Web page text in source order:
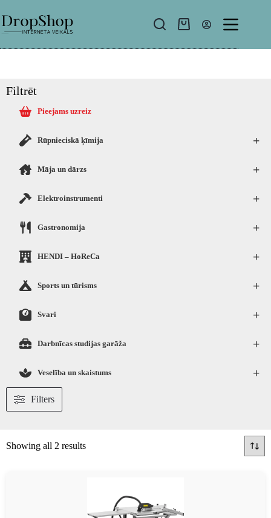
Filtrēt
Pieejams uzreiz
+
Rūpnieciskā ķīmija
+
Māja un dārzs
+
Elektroinstrumenti
+
Gastronomija
+
HENDI – HoReCa
+
Sports un tūrisms
+
Svari
+
Darbnīcas studijas garāža
+
Veselība un skaistums
Filters
Showing all 2 results